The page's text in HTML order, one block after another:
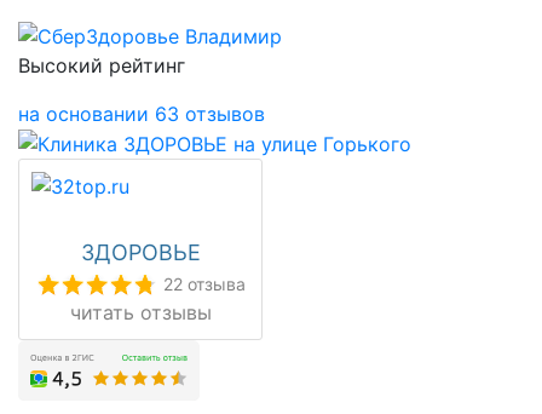
Высокий рейтинг
на основании 63 отзывов
ЗДОРОВЬЕ
22 отзыва
читать отзывы